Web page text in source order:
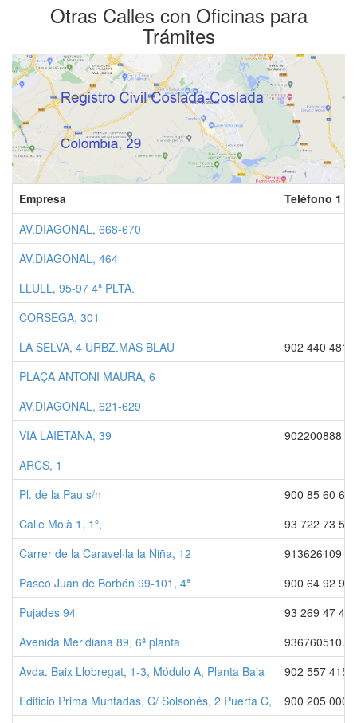
Otras Calles con Oficinas para
Trámites
Empresa
Teléfono 1
AV.DIAGONAL, 668-670
AV.DIAGONAL, 464
LLULL, 95-97 4ª PLTA.
CORSEGA, 301
LA SELVA, 4 URBZ.MAS BLAU
902 440 481
PLAÇA ANTONI MAURA, 6
AV.DIAGONAL, 621-629
VIA LAIETANA, 39
902200888
ARCS, 1
Pl. de la Pau s/n
900 85 60 60
Calle Moià 1, 1º,
93 722 73 54
Carrer de la Caravel·la la Niña, 12
913626109
Paseo Juan de Borbón 99-101, 4ª
900 64 92 92
Pujades 94
93 269 47 44
Avenida Meridiana 89, 6ª planta
936760510.
Avda. Baix Llobregat, 1-3, Módulo A, Planta Baja
902 557 415
Edificio Prima Muntadas, C/ Solsonés, 2 Puerta C,
900 205 000